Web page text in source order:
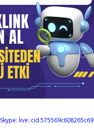
Skype: live:.cid.575569c608265c69